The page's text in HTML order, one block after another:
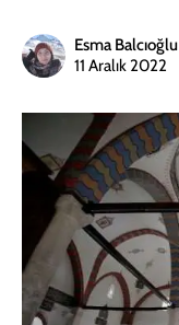
Esma Balcıoğlu
11 Aralık 2022